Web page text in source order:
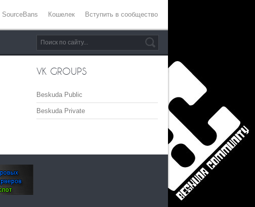
SourceBans Кошелек Вступить в сообщество
VK GROUPS
Beskuda Public
Beskuda Private